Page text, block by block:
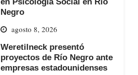
Negro
agosto 8, 2026
Weretilneck presentó
proyectos de Río Negro ante
empresas estadounidenses